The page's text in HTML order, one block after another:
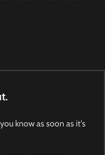
know as soon as it's